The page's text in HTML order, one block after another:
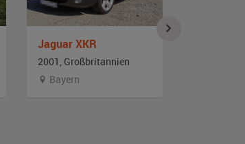
Jaguar XKR
2001, Großbritannien
Bayern